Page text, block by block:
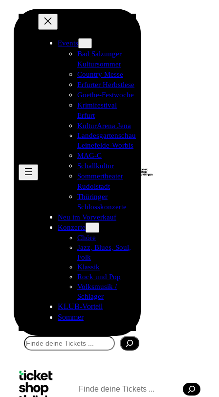
Events
Bad Salzunger
Kultursommer
Country Messe
Erfurter Herbstlese
Goethe-Festwoche
Krimifestival
Erfurt
KulturArena Jena
Landesgartenschau
Leinefelde-Worbis
MAG-C
Schallkultur
Sommertheater
Rudolstadt
Thüringer
Schlosskonzerte
Neu im Vorverkauf
Konzerte
Chöre
Jazz, Blues, Soul,
Folk
Klassik
Rock und Pop
Volksmusik /
Schlager
KLUB-Vorteil
Sommer
Suchen
Suchen